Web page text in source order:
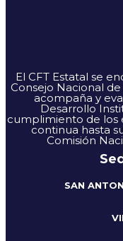
El CFT Estatal se
Consejo Nacional
acompaña y
Desarrollo
cumplimiento de los
continua hasta
Comisión
SAN